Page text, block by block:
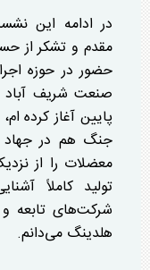
در ادامه این
حضور در حوزه
صنعت شریف آباد
پایین آغاز کرده
جنگ هم در جهاد
معضلات را از
تولید کاملاً
شرکت‌های تابعه و
هلدینگ می‌دانم.